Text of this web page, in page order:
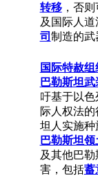
转移，否则
及国际人
司制造的武
国际特赦
巴勒斯坦
吁基于以
际人权法
坦人实施
巴勒斯坦
及其他巴
害，包括蓄